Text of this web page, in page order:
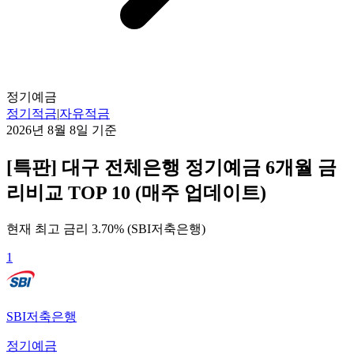
정기예금
정기적금|자유적금
2026년 8월 8일 기준
[특판] 대구 전체은행 정기예금 6개월 금
리비교 TOP 10 (매주 업데이트)
현재 최고 금리 3.70% (SBI저축은행)
1
SBI저축은행
정기예금